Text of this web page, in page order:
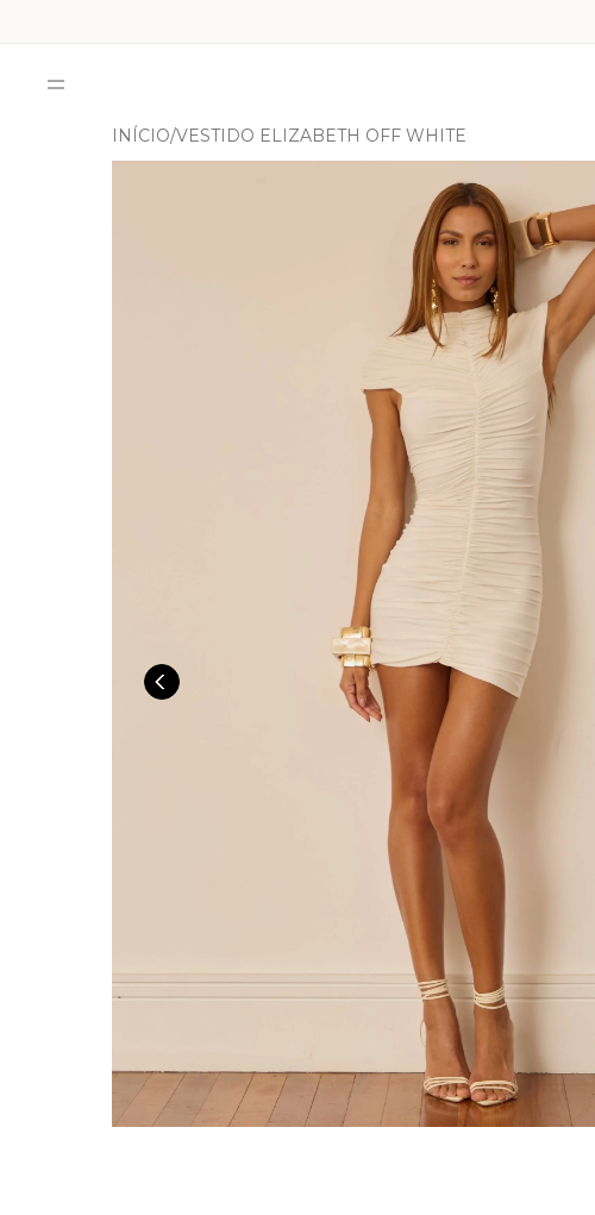
INÍCIO VESTIDO ELIZABETH OFF WHITE